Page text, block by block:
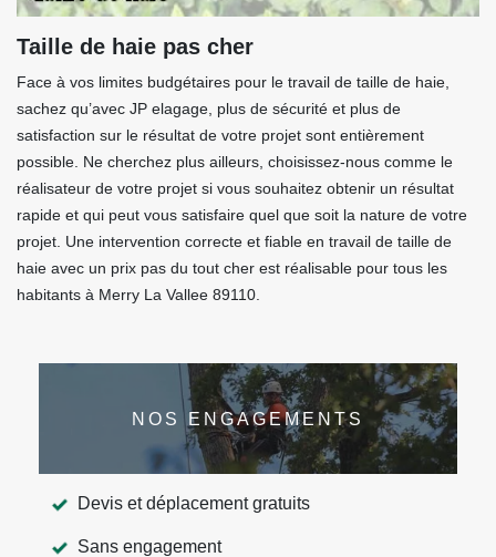
Taille de haie pas cher
Face à vos limites budgétaires pour le travail de taille de haie,
sachez qu’avec JP elagage, plus de sécurité et plus de
satisfaction sur le résultat de votre projet sont entièrement
possible. Ne cherchez plus ailleurs, choisissez-nous comme le
réalisateur de votre projet si vous souhaitez obtenir un résultat
rapide et qui peut vous satisfaire quel que soit la nature de votre
projet. Une intervention correcte et fiable en travail de taille de
haie avec un prix pas du tout cher est réalisable pour tous les
habitants à Merry La Vallee 89110.
NOS ENGAGEMENTS
Devis et déplacement gratuits
Sans engagement